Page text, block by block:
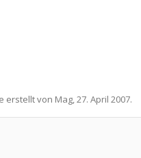
erstellt von Mag,27. April 2007.